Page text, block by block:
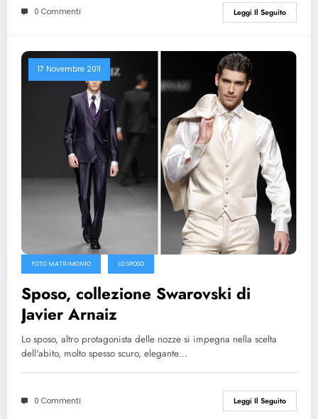
0 Commenti Leggi Il Seguito
17 Novembre 2011
FOTO MATRIMONIO LO SPOSO
Sposo, collezione Swarovski di
Javier Arnaiz
Lo sposo, altro protagonista delle nozze si impegna nella scelta
dell'abito, molto spesso scuro, elegante…
0 Commenti Leggi Il Seguito